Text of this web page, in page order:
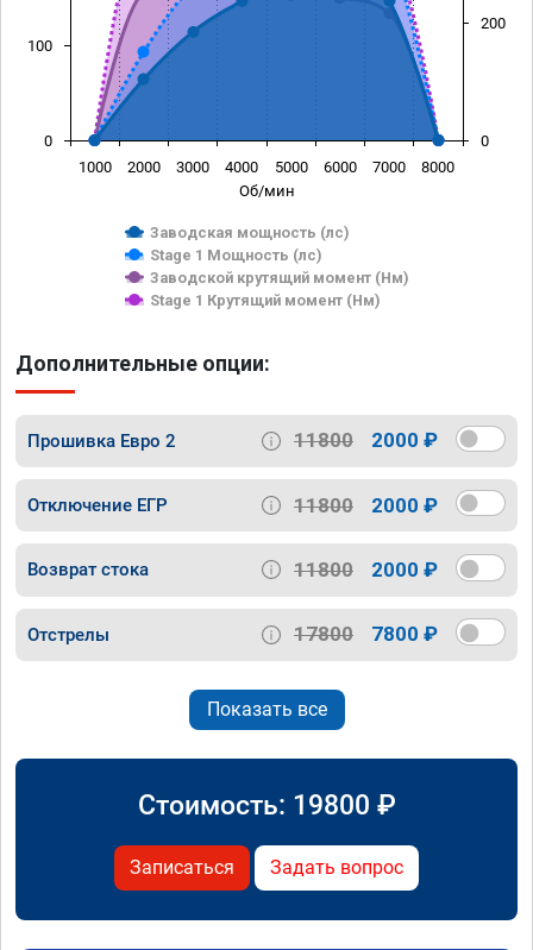
Об/мин
Заводская мощность (лс)
Stage 1 Мощность (лс)
Заводской крутящий момент (Нм)
Stage 1 Крутящий момент (Нм)
1000 2000 3000 4000 5000 6000 7000 8000
0
100
0
200
Дополнительные опции:
Прошивка Евро 2 11800 2000 ₽
Отключение ЕГР 11800 2000 ₽
Возврат стока 11800 2000 ₽
Отстрелы 17800 7800 ₽
Показать все
Стоимость: 19800 ₽
Записаться Задать вопрос